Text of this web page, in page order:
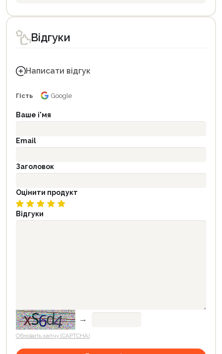
Відгуки
Написати відгук
Гість Google
Ваше і'мя
Email
Заголовок
Оцінити продукт
Відгуки
→
Обновить капчу (CAPTCHA)